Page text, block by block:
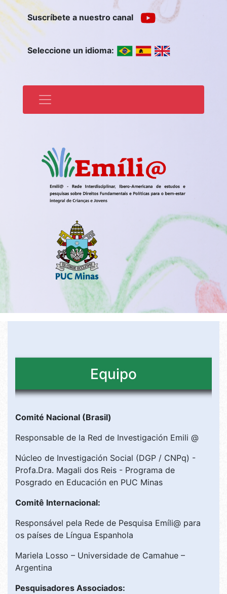
Suscríbete a nuestro canal
Seleccione un idioma:
Equipo
Comité Nacional (Brasil)
Responsable de la Red de Investigación Emili @
Núcleo de Investigación Social (DGP / CNPq) -
Profa.Dra. Magali dos Reis - Programa de
Posgrado en Educación en PUC Minas
Comitê Internacional:
Responsável pela Rede de Pesquisa Emíli@ para
os países de Língua Espanhola
Mariela Losso – Universidade de Camahue –
Argentina
Pesquisadores Associados: